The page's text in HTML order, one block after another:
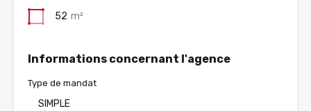
52 m²
Informations concernant l'agence
Type de mandat
SIMPLE